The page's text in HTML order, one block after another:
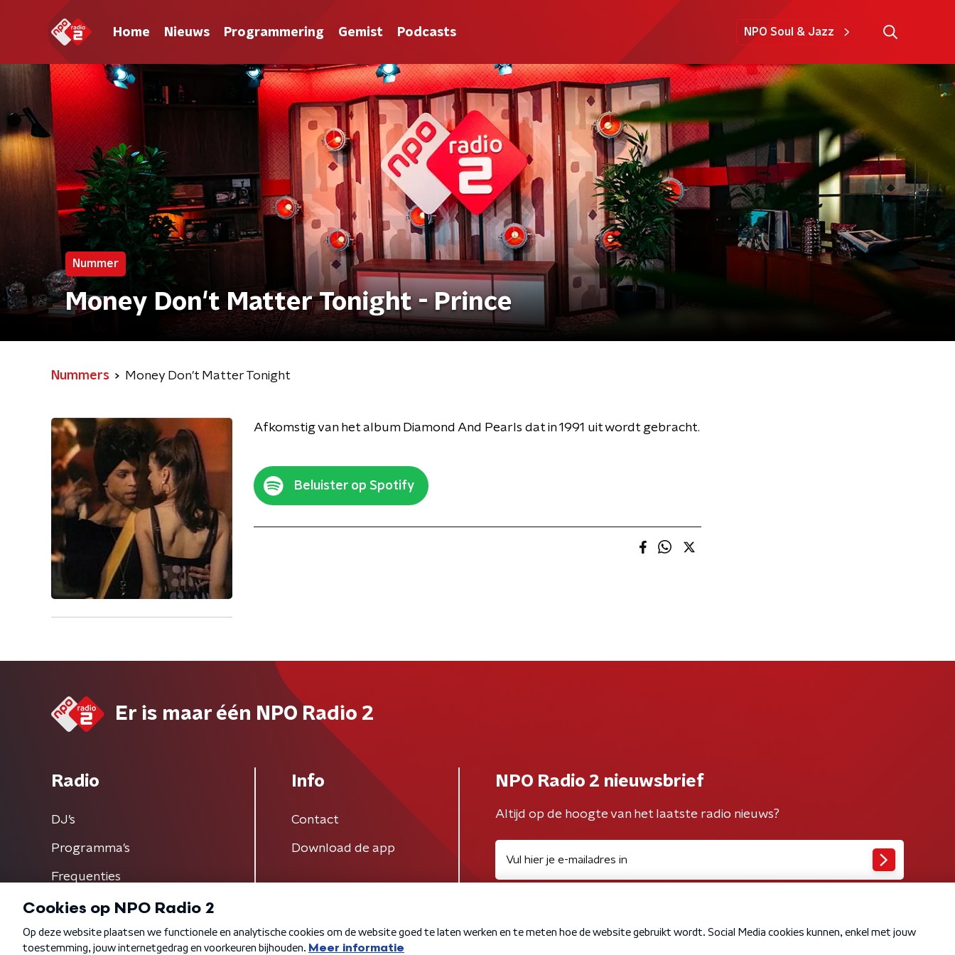
Home Nieuws Programmering Gemist Podcasts NPO Soul & Jazz
Nummer
Money Don't Matter Tonight - Prince
Nummers Money Don't Matter Tonight
Afkomstig van het album Diamond And Pearls dat in 1991 uit wordt gebracht.
Beluister op Spotify
Er is maar één NPO Radio 2
Radio
DJ’s
Programma's
Frequenties
Info
Contact
Download de app
NPO Radio 2 nieuwsbrief
Altijd op de hoogte van het laatste radio nieuws?